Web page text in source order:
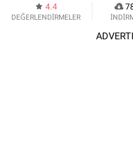
4.4
DEĞERLENDİRMELER